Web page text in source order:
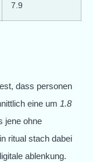
7.9
dass personen
eine um 1.8
jene ohne
ritual stach dabei
ablenkung.